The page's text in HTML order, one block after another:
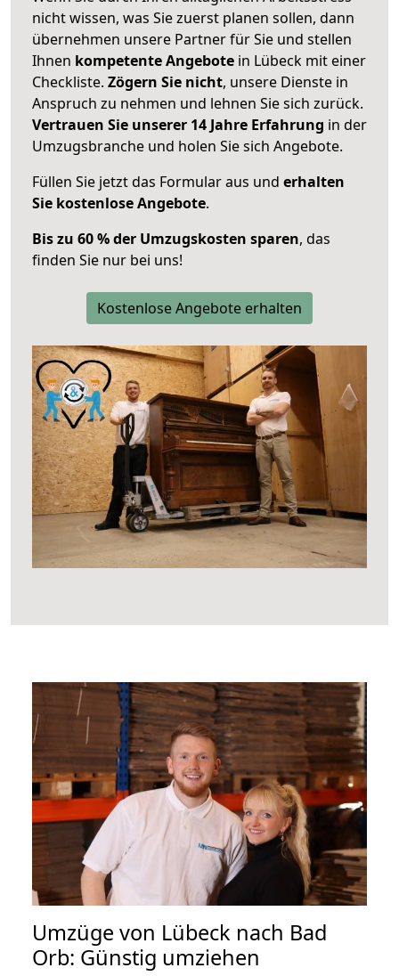
nicht wissen, was Sie zuerst planen sollen, dann
übernehmen unsere Partner für Sie und stellen
Ihnen kompetente Angebote in Lübeck mit einer
Checkliste. Zögern Sie nicht, unsere Dienste in
Anspruch zu nehmen und lehnen Sie sich zurück.
Vertrauen Sie unserer 14 Jahre Erfahrung in der
Umzugsbranche und holen Sie sich Angebote.
Füllen Sie jetzt das Formular aus und erhalten
Sie kostenlose Angebote.
Bis zu 60 % der Umzugskosten sparen, das
finden Sie nur bei uns!
Kostenlose Angebote erhalten
Umzüge von Lübeck nach Bad
Orb: Günstig umziehen